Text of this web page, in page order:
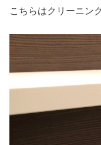
こちらはクリーニン